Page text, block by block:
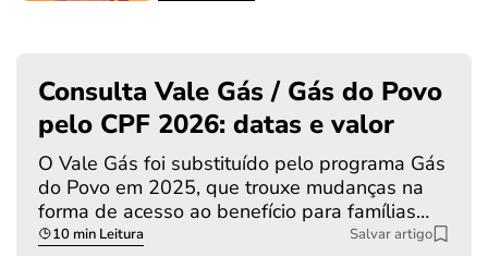
Consulta Vale Gás / Gás do Povo
pelo CPF 2026: datas e valor
O Vale Gás foi substituído pelo programa Gás
do Povo em 2025, que trouxe mudanças na
forma de acesso ao benefício para famílias…
10 min Leitura Salvar artigo